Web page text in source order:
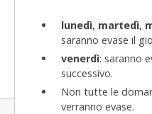
lunedì, martedì,
saranno evase il
venerdì: saranno
successivo.
Non tutte le
verranno evase.